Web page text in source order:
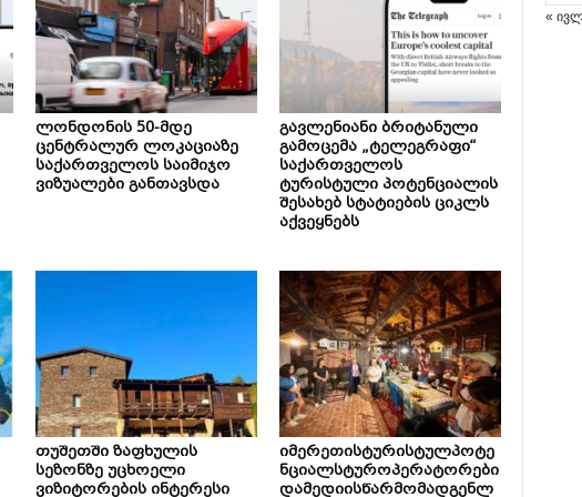
ლონდონის 50-მდე
ცენტრალურ ლოკაციაზე
საქართველოს საიმიჯო
ვიზუალები განთავსდა
გავლენიანი ბრიტანული
გამოცემა „ტელეგრაფი“
საქართველოს
ტურისტული პოტენციალის
შესახებ სტატიების ციკლს
აქვეყნებს
თუშეთში ზაფხულის
სეზონზე უცხოელი
ვიზიტორების ინტერესი
იმერეთისტურისტულპოტე
ნციალსტუროპერატორები
დამედიისწარმომადგენლ
«